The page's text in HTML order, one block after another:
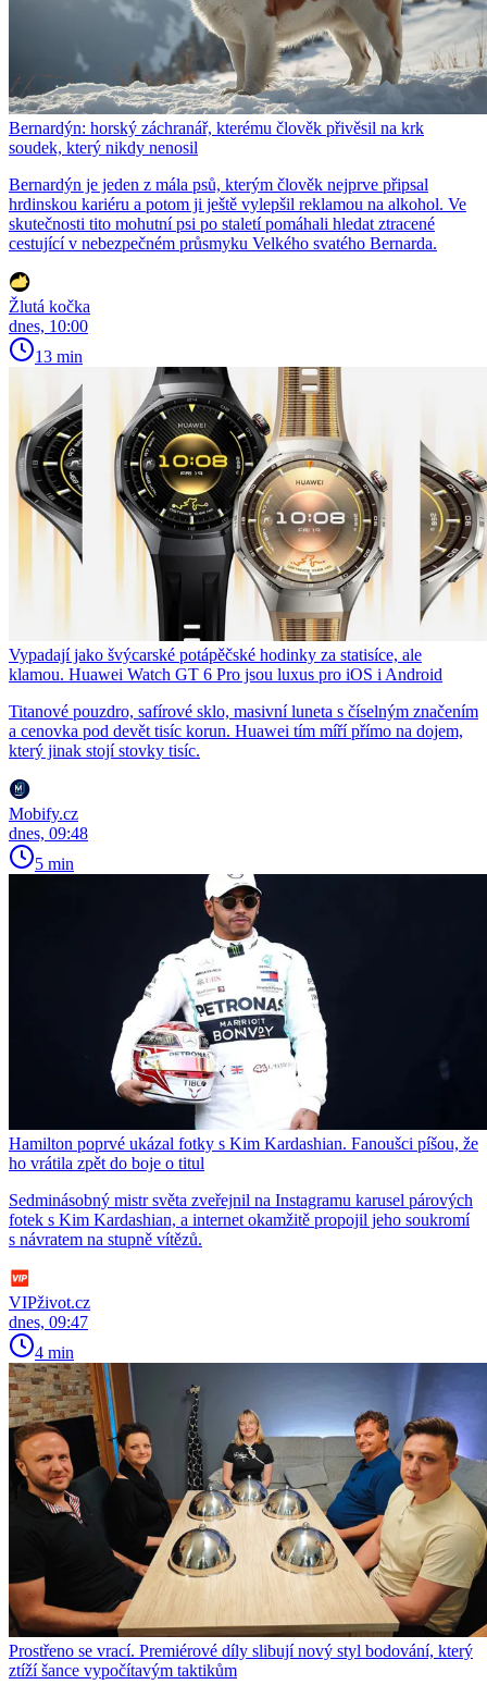
Bernardýn: horský záchranář, kterému člověk přivěsil na krk
soudek, který nikdy nenosil
Bernardýn je jeden z mála psů, kterým člověk nejprve připsal
hrdinskou kariéru a potom ji ještě vylepšil reklamou na alkohol. Ve
skutečnosti tito mohutní psi po staletí pomáhali hledat ztracené
cestující v nebezpečném průsmyku Velkého svatého Bernarda.
Žlutá kočka
dnes, 10:00
13 min
Vypadají jako švýcarské potápěčské hodinky za statisíce, ale
klamou. Huawei Watch GT 6 Pro jsou luxus pro iOS i Android
Titanové pouzdro, safírové sklo, masivní luneta s číselným značením
a cenovka pod devět tisíc korun. Huawei tím míří přímo na dojem,
který jinak stojí stovky tisíc.
Mobify.cz
dnes, 09:48
5 min
Hamilton poprvé ukázal fotky s Kim Kardashian. Fanoušci píšou, že
ho vrátila zpět do boje o titul
Sedminásobný mistr světa zveřejnil na Instagramu karusel párových
fotek s Kim Kardashian, a internet okamžitě propojil jeho soukromí
s návratem na stupně vítězů.
VIPživot.cz
dnes, 09:47
4 min
Prostřeno se vrací. Premiérové díly slibují nový styl bodování, který
ztíží šance vypočítavým taktikům